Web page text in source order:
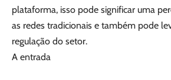
plataforma, isso pode significar uma
as redes tradicionais e também pode
regulação do setor.
A entrada